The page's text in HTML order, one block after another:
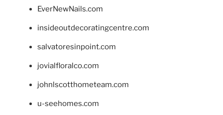
EverNewNails.com
insideoutdecoratingcentre.com
salvatoresinpoint.com
jovialfloralco.com
johnlscotthometeam.com
u-seehomes.com